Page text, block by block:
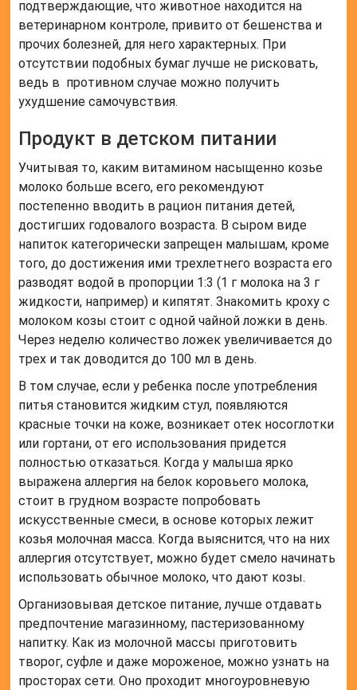
подтверждающие, что животное находится на
ветеринарном контроле, привито от бешенства и
прочих болезней, для него характерных. При
отсутствии подобных бумаг лучше не рисковать,
ведь в противном случае можно получить
ухудшение самочувствия.
Продукт в детском питании
Учитывая то, каким витамином насыщенно козье
молоко больше всего, его рекомендуют
постепенно вводить в рацион питания детей,
достигших годовалого возраста. В сыром виде
напиток категорически запрещен малышам, кроме
того, до достижения ими трехлетнего возраста его
разводят водой в пропорции 1:3 (1 г молока на 3 г
жидкости, например) и кипятят. Знакомить кроху с
молоком козы стоит с одной чайной ложки в день.
Через неделю количество ложек увеличивается до
трех и так доводится до 100 мл в день.
В том случае, если у ребенка после употребления
питья становится жидким стул, появляются
красные точки на коже, возникает отек носоглотки
или гортани, от его использования придется
полностью отказаться. Когда у малыша ярко
выражена аллергия на белок коровьего молока,
стоит в грудном возрасте попробовать
искусственные смеси, в основе которых лежит
козья молочная масса. Когда выяснится, что на них
аллергия отсутствует, можно будет смело начинать
использовать обычное молоко, что дают козы.
Организовывая детское питание, лучше отдавать
предпочтение магазинному, пастеризованному
напитку. Как из молочной массы приготовить
творог, суфле и даже мороженое, можно узнать на
просторах сети. Оно проходит многоуровневую